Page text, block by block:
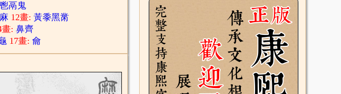
鬯鬲 鬼
麻 12畫:黃黍黑黹
畫:鼻齊
17畫:龠